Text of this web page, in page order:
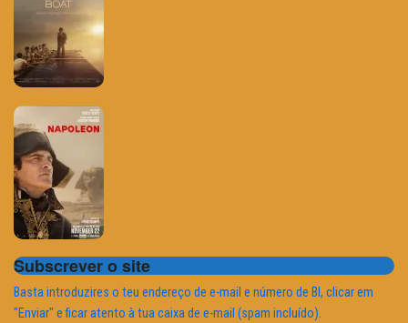
Subscrever o site
Basta introduzires o teu endereço de e-mail e número de BI, clicar em
"Enviar" e ficar atento à tua caixa de e-mail (spam incluído).